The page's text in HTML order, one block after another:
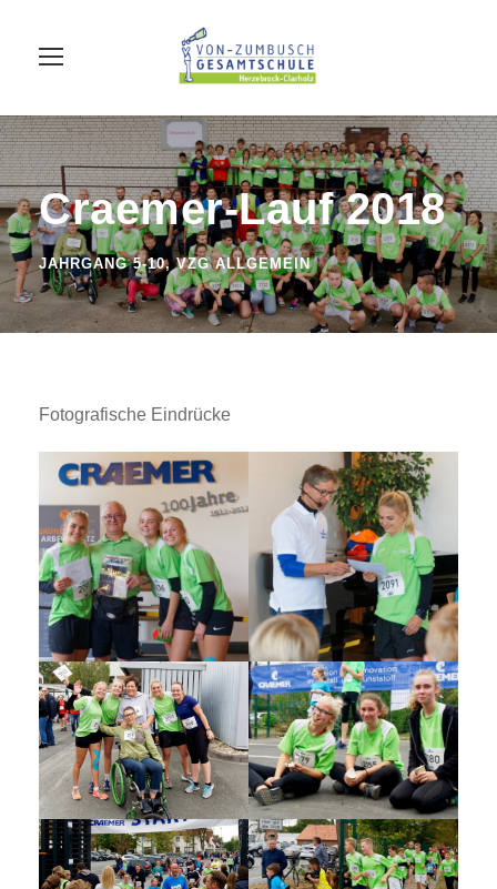
Craemer-Lauf 2018
JAHRGANG 5-10, VZG ALLGEMEIN
Fotografische Eindrücke